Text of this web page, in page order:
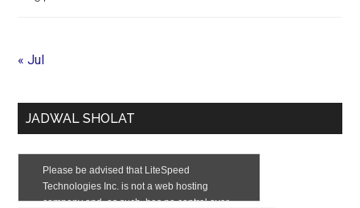
« Jul
JADWAL SHOLAT